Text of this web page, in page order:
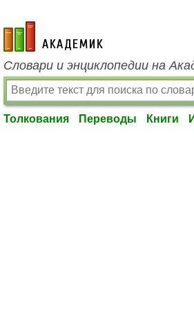
academic.ru
Словари и энциклопедии на
Толкования Переводы Книги